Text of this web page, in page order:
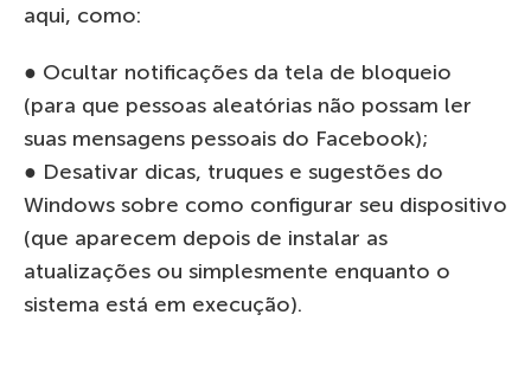
aqui, como:
● Ocultar notificações da tela de bloqueio
(para que pessoas aleatórias não possam ler
suas mensagens pessoais do Facebook);
● Desativar dicas, truques e sugestões do
Windows sobre como configurar seu dispositivo
(que aparecem depois de instalar as
atualizações ou simplesmente enquanto o
sistema está em execução).